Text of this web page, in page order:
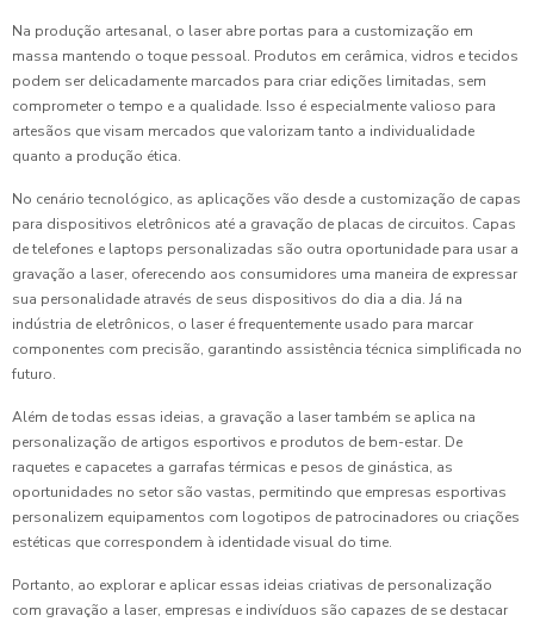
Na produção artesanal, o laser abre portas para a customização em
massa mantendo o toque pessoal. Produtos em cerâmica, vidros e tecidos
podem ser delicadamente marcados para criar edições limitadas, sem
comprometer o tempo e a qualidade. Isso é especialmente valioso para
artesãos que visam mercados que valorizam tanto a individualidade
quanto a produção ética.
No cenário tecnológico, as aplicações vão desde a customização de capas
para dispositivos eletrônicos até a gravação de placas de circuitos. Capas
de telefones e laptops personalizadas são outra oportunidade para usar a
gravação a laser, oferecendo aos consumidores uma maneira de expressar
sua personalidade através de seus dispositivos do dia a dia. Já na
indústria de eletrônicos, o laser é frequentemente usado para marcar
componentes com precisão, garantindo assistência técnica simplificada no
futuro.
Além de todas essas ideias, a gravação a laser também se aplica na
personalização de artigos esportivos e produtos de bem-estar. De
raquetes e capacetes a garrafas térmicas e pesos de ginástica, as
oportunidades no setor são vastas, permitindo que empresas esportivas
personalizem equipamentos com logotipos de patrocinadores ou criações
estéticas que correspondem à identidade visual do time.
Portanto, ao explorar e aplicar essas ideias criativas de personalização
com gravação a laser, empresas e indivíduos são capazes de se destacar